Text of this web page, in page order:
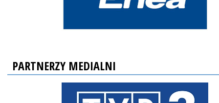
PARTNERZY MEDIALNI